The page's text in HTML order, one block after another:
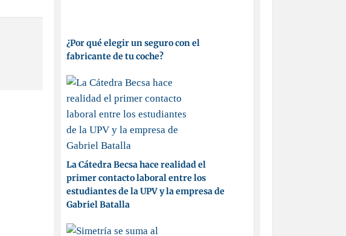
¿Por qué elegir un seguro con el
fabricante de tu coche?
La Cátedra Becsa hace realidad el
primer contacto laboral entre los
estudiantes de la UPV y la empresa de
Gabriel Batalla